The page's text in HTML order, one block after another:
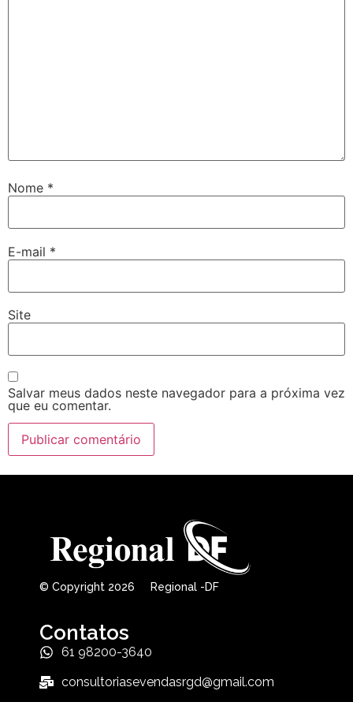
Nome *
E-mail *
Site
Salvar meus dados neste navegador para a próxima vez
que eu comentar.
© Copyright 2026 Regional -DF
Contatos
61 98200-3640
consultoriasevendasrgd@gmail.com